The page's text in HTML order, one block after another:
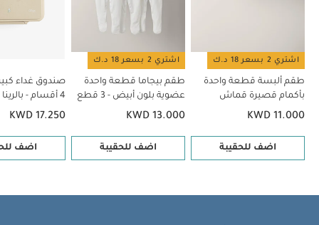
للحرارة بتصميم ملفوف من سيترون - وردي
صندوق غداء كبير سيترون -
اشتري 2 بسعر 18 د.ك
طقم ألبسة قطعة واحدة
بأكمام قصيرة قماش
عضوي بلون أبيض - 5 قطع
KWD 11.000
اضف للحقيبة
اشتري 2 بسعر 18 د.ك
طقم بيجاما قطعة واحدة
عضوية بلون أبيض - 3 قطع
KWD 13.000
اضف للحقيبة
صندوق غداء
4 أقسام - بالرينا
KWD 17.250
اضف